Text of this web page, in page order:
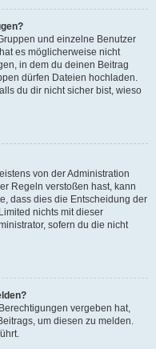
und einzelne Benutzer
es möglicherweise nicht
in dem du deinen Beitrag
dürfen Dateien hochladen.
du dir nicht sicher bist, wieso
von der Administration
Regeln verstoßen hast, kann
dass dies die Entscheidung der
nichts mit dieser
sofern du die nicht
vergeben hat,
um diesen zu melden.